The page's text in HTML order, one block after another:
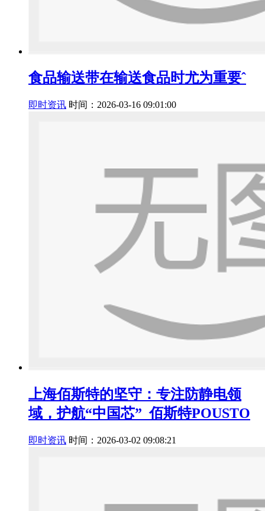
食品输送带在输送食品时尤为重要ˆ
即时资讯 时间：2026-03-16 09:01:00
上海佰斯特的坚守：专注防静电领
域，护航“中国芯”_佰斯特POUSTO
即时资讯 时间：2026-03-02 09:08:21